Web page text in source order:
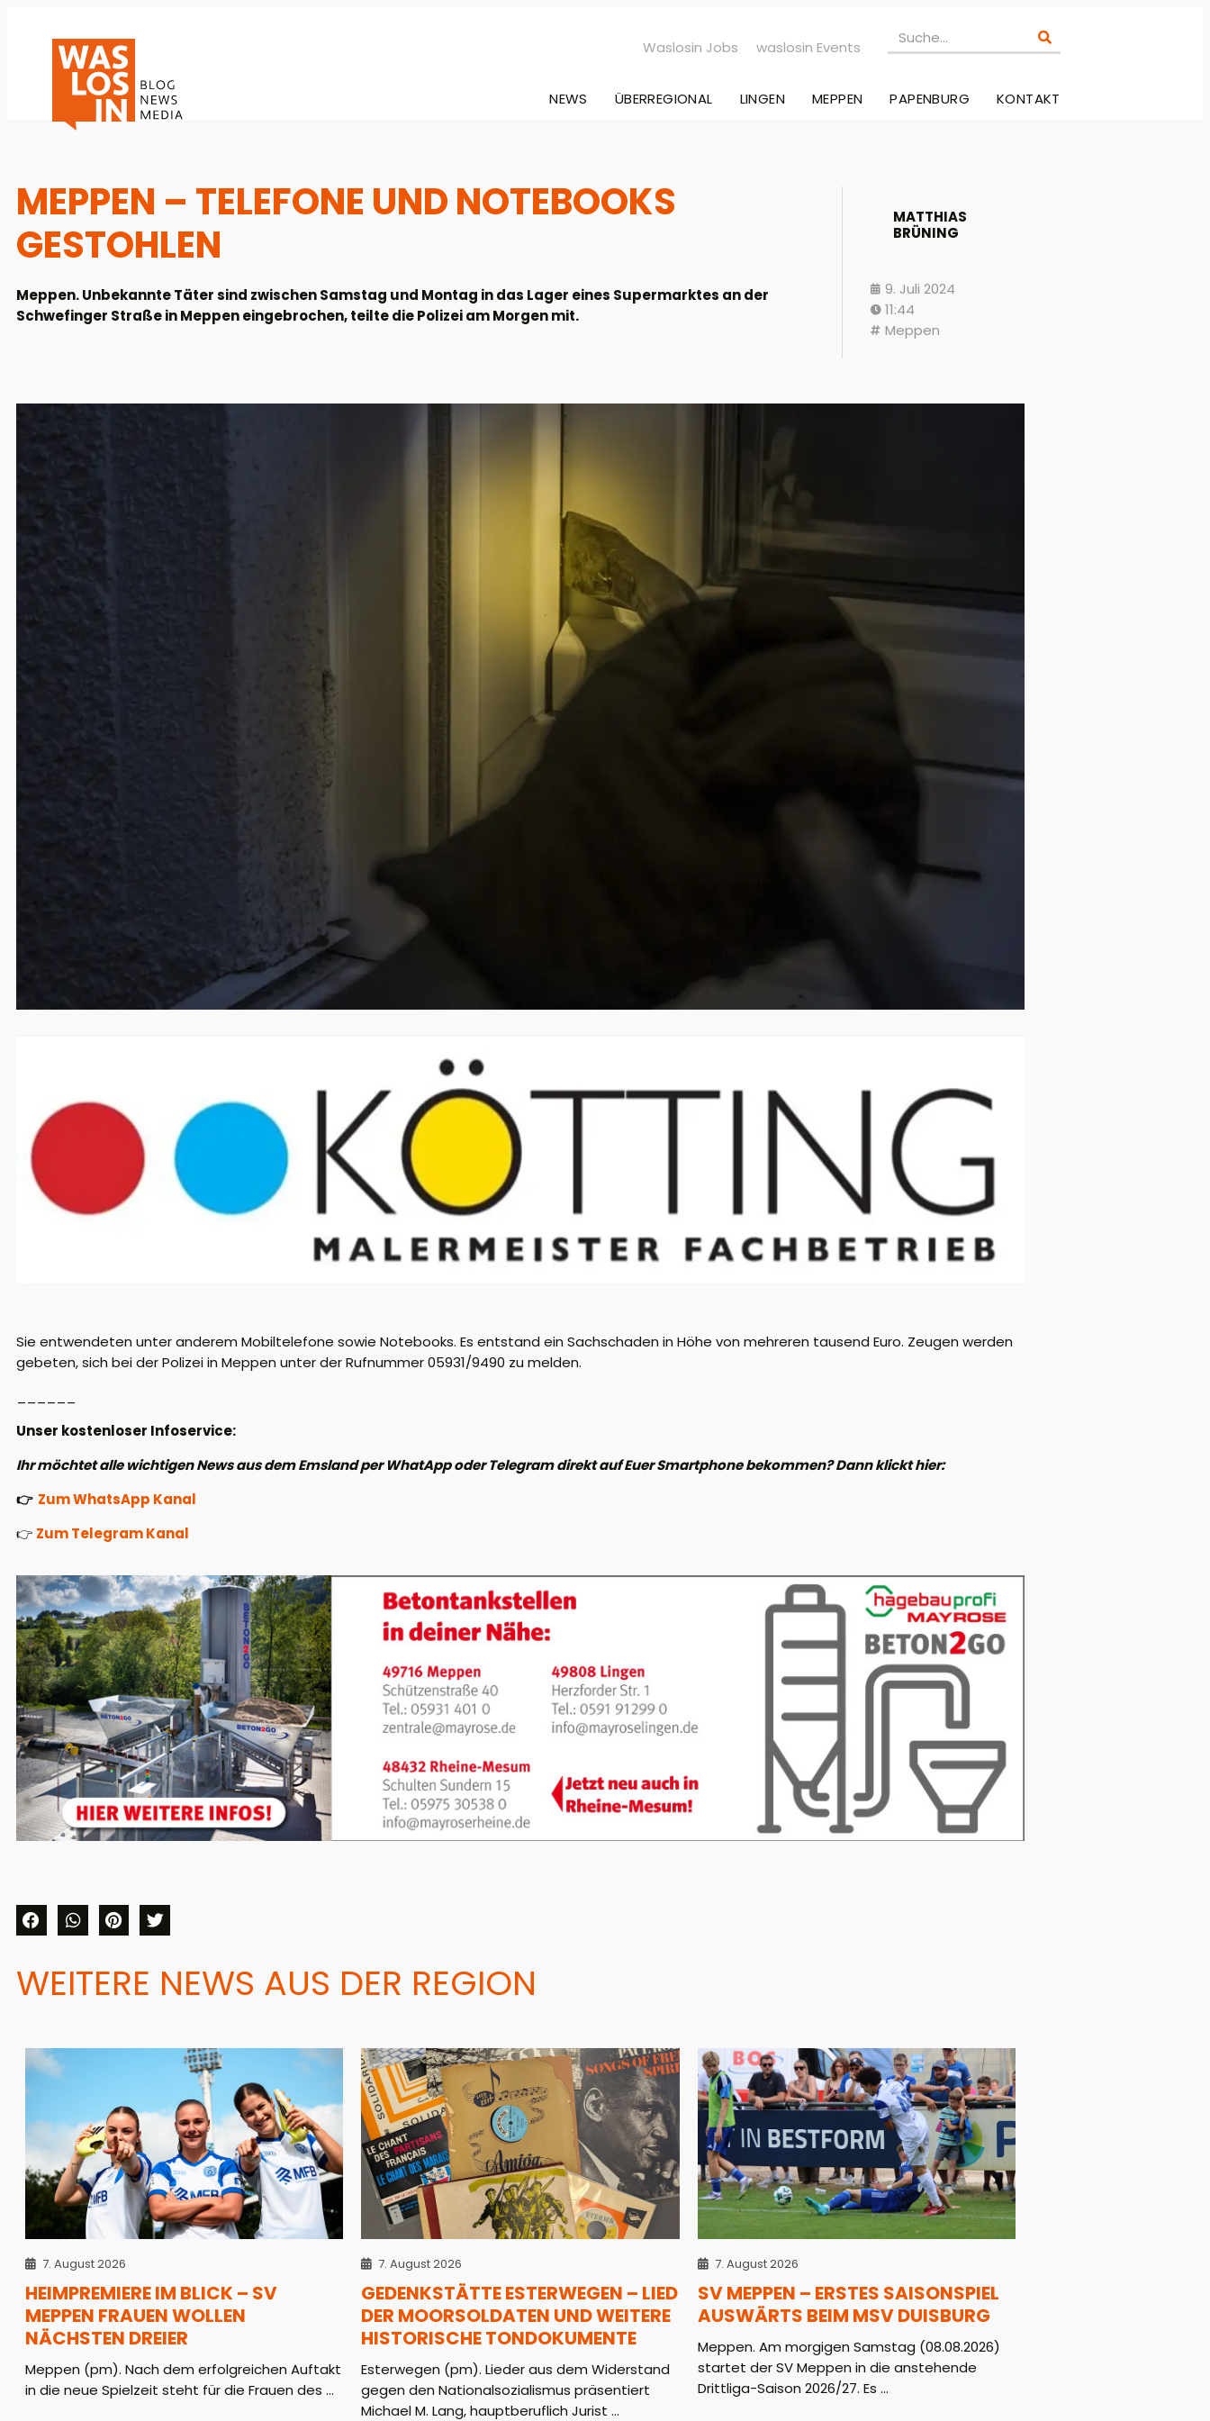
Waslosin Jobs waslosin Events
NEWS ÜBERREGIONAL LINGEN MEPPEN PAPENBURG KONTAKT
MEPPEN – TELEFONE UND NOTEBOOKS
GESTOHLEN
Meppen. Unbekannte Täter sind zwischen Samstag und Montag in das Lager eines Supermarktes an der
Schwefinger Straße in Meppen eingebrochen, teilte die Polizei am Morgen mit.
MATTHIAS
BRÜNING
9. Juli 2024
11:44
Meppen
Sie entwendeten unter anderem Mobiltelefone sowie Notebooks. Es entstand ein Sachschaden in Höhe von mehreren tausend Euro. Zeugen werden
gebeten, sich bei der Polizei in Meppen unter der Rufnummer 05931/9490 zu melden.
Unser kostenloser Infoservice:
Ihr möchtet alle wichtigen News aus dem Emsland per WhatApp oder Telegram direkt auf Euer Smartphone bekommen? Dann klickt hier:
👉 Zum WhatsApp Kanal
👉 Zum Telegram Kanal
WEITERE NEWS AUS DER REGION
7. August 2026
HEIMPREMIERE IM BLICK – SV
MEPPEN FRAUEN WOLLEN
NÄCHSTEN DREIER
Meppen (pm). Nach dem erfolgreichen Auftakt
in die neue Spielzeit steht für die Frauen des ...
7. August 2026
GEDENKSTÄTTE ESTERWEGEN – LIED
DER MOORSOLDATEN UND WEITERE
HISTORISCHE TONDOKUMENTE
Esterwegen (pm). Lieder aus dem Widerstand
gegen den Nationalsozialismus präsentiert
Michael M. Lang, hauptberuflich Jurist ...
7. August 2026
SV MEPPEN – ERSTES SAISONSPIEL
AUSWÄRTS BEIM MSV DUISBURG
Meppen. Am morgigen Samstag (08.08.2026)
startet der SV Meppen in die anstehende
Drittliga-Saison 2026/27. Es ...